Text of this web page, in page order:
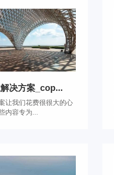
决方案_cop...
让我们花费很很大的心
内容专为...